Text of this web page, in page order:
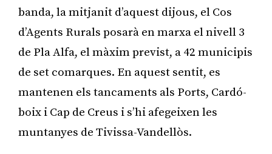
banda, la mitjanit d’aquest dijous, el Cos
d’Agents Rurals posarà en marxa el nivell 3
de Pla Alfa, el màxim previst, a 42 municipis
de set comarques. En aquest sentit, es
mantenen els tancaments als Ports, Cardó-
boix i Cap de Creus i s’hi afegeixen les
muntanyes de Tivissa-Vandellòs.